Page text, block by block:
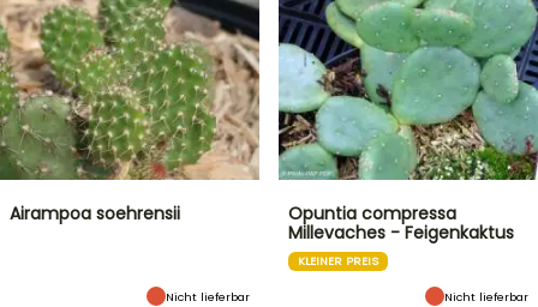
Airampoa soehrensii
Nicht lieferbar
Opuntia compressa
Millevaches - Feigenkaktus
KLEINER PREIS
Nicht lieferbar